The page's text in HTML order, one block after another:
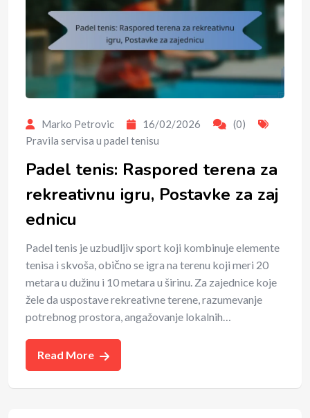
Marko Petrovic 16/02/2026
(0)
Pravila servisa u padel tenisu
Padel tenis: Raspored terena za
rekreativnu igru, Postavke za zaj
ednicu
Padel tenis je uzbudljiv sport koji kombinuje elemente
tenisa i skvoša, obično se igra na terenu koji meri 20
metara u dužinu i 10 metara u širinu. Za zajednice koje
žele da uspostave rekreativne terene, razumevanje
potrebnog prostora, angažovanje lokalnih…
Read More